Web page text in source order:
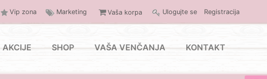
Vip zona Marketing Vaša korpa Ulogujte se Registracija
AKCIJE SHOP VAŠA VENČANJA KONTAKT